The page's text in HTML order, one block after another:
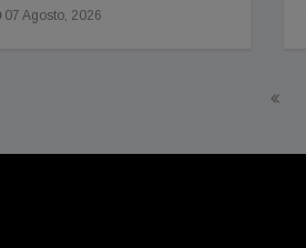
07 Agosto, 2026